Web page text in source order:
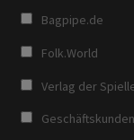
Bagpipe.de
Folk.World
Verlag der